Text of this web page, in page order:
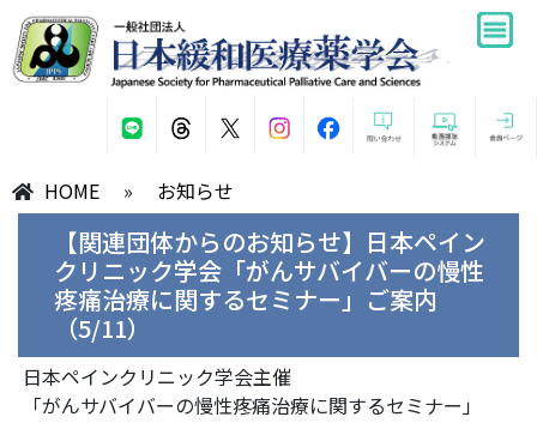
HOME » お知らせ
【関連団体からのお知らせ】日本ペイン
クリニック学会「がんサバイバーの慢性
疼痛治療に関するセミナー」ご案内
（5/11）
日本ペインクリニック学会主催
「がんサバイバーの慢性疼痛治療に関するセミナー」